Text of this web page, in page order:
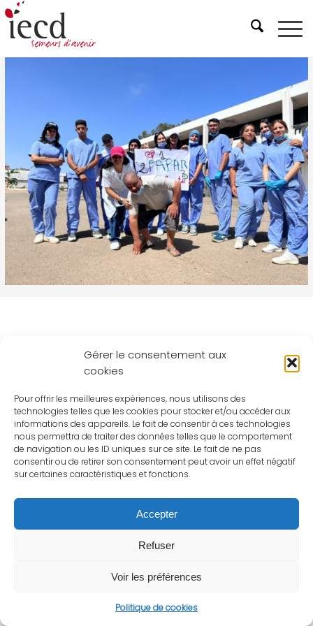
Gérer le consentement aux
cookies
Pour offrir les meilleures expériences, nous utilisons des
technologies telles que les cookies pour stocker et/ou accéder aux
informations des appareils. Le fait de consentir à ces technologies
nous permettra de traiter des données telles que le comportement
de navigation ou les ID uniques sur ce site. Le fait de ne pas
consentir ou de retirer son consentement peut avoir un effet négatif
sur certaines caractéristiques et fonctions.
Accepter
Refuser
Voir les préférences
Politique de cookies